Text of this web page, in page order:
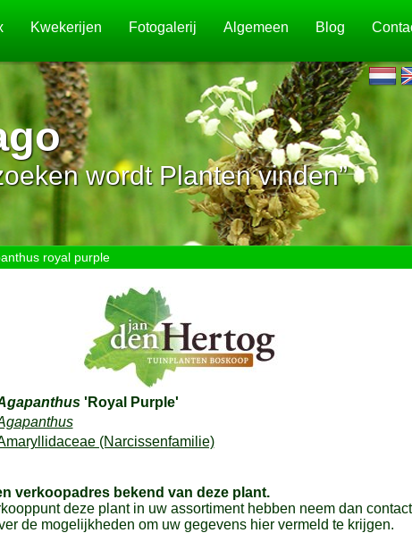
Kwekerijen Fotogalerij Algemeen Blog
wordt Planten vinden”
royal purple
'Royal Purple'
(Narcissenfamilie)
verkoopadres bekend van deze plant.
deze plant in uw assortiment hebben neem dan
de mogelijkheden om uw gegevens hier vermeld te krijgen.